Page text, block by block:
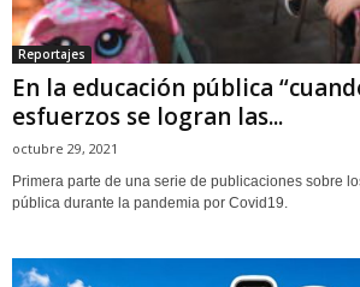
Reportajes
En la educación pública
esfuerzos se logran las...
octubre 29, 2021
Primera parte de una serie de publicaciones sobre
pública durante la pandemia por Covid19.